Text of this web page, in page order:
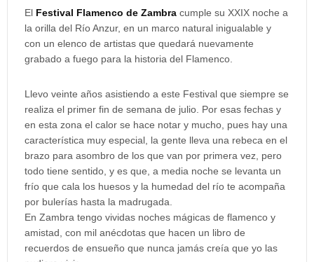
El Festival Flamenco de Zambra cumple su XXIX noche a
la orilla del Río Anzur, en un marco natural inigualable y
con un elenco de artistas que quedará nuevamente
grabado a fuego para la historia del Flamenco.
Llevo veinte años asistiendo a este Festival que siempre se
realiza el primer fin de semana de julio. Por esas fechas y
en esta zona el calor se hace notar y mucho, pues hay una
característica muy especial, la gente lleva una rebeca en el
brazo para asombro de los que van por primera vez, pero
todo tiene sentido, y es que, a media noche se levanta un
frío que cala los huesos y la humedad del río te acompaña
por bulerías hasta la madrugada.
En Zambra tengo vividas noches mágicas de flamenco y
amistad, con mil anécdotas que hacen un libro de
recuerdos de ensueño que nunca jamás creía que yo las